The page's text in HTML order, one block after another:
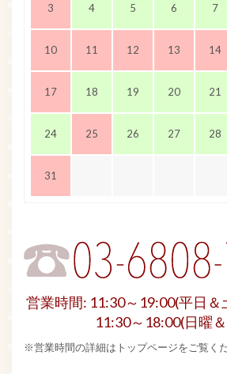
3 4 5 6 7
10 11 12 13 14
17 18 19 20 21
24 25 26 27 28
31
営業時間: 11:30～
11:30～18:00(日曜
※営業時間の詳細はトップページをご覧くだ